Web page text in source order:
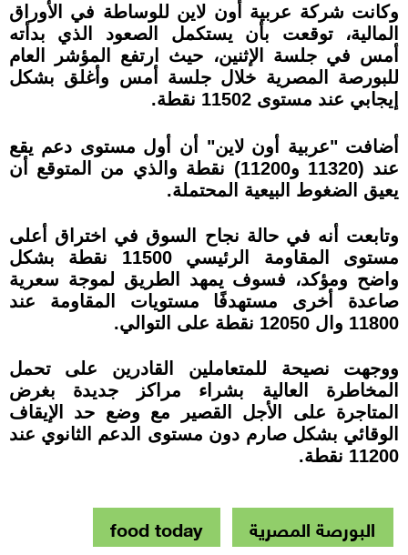
وكانت شركة عربية أون لاين للوساطة في الأوراق
المالية، توقعت بأن يستكمل الصعود الذي بدأته
أمس في جلسة الإثنين، حيث ارتفع المؤشر العام
للبورصة المصرية خلال جلسة أمس وأغلق بشكل
إيجابي عند مستوى 11502 نقطة.
أضافت "عربية أون لاين" أن أول مستوى دعم يقع
عند (11320 و11200) نقطة والذي من المتوقع أن
يعيق الضغوط البيعية المحتملة.
وتابعت أنه في حالة نجاح السوق في اختراق أعلى
مستوى المقاومة الرئيسي 11500 نقطة بشكل
واضح ومؤكد، فسوف يمهد الطريق لموجة سعرية
صاعدة أخرى مستهدفًا مستويات المقاومة عند
11800 وال 12050 نقطة على التوالي.
ووجهت نصيحة للمتعاملين القادرين على تحمل
المخاطرة العالية بشراء مراكز جديدة بغرض
المتاجرة على الأجل القصير مع وضع حد الإيقاف
الوقائي بشكل صارم دون مستوى الدعم الثانوي عند
11200 نقطة.
البورصة المصرية
food today